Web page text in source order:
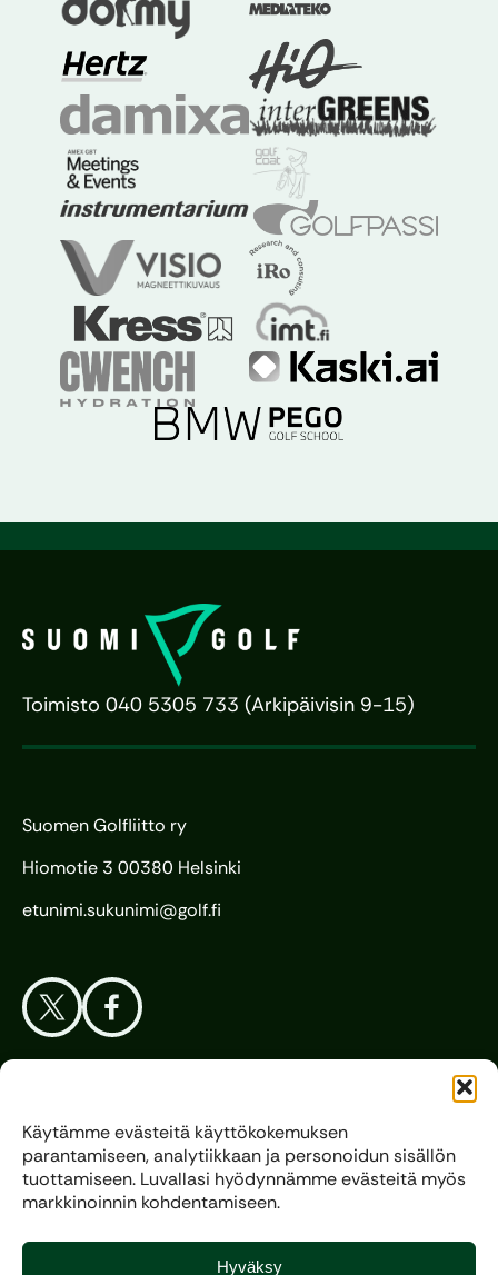
Käytämme evästeitä käyttökokemuksen
parantamiseen, analytiikkaan ja personoidun sisällön
tuottamiseen. Luvallasi hyödynnämme evästeitä myös
markkinoinnin kohdentamiseen.
Hyväksy
Toimisto 040 5305 733 (Arkipäivisin 9-15)
Suomen Golfliitto ry
Hiomotie 3 00380 Helsinki
etunimi.sukunimi@golf.fi
Liitto
Kilpagolf